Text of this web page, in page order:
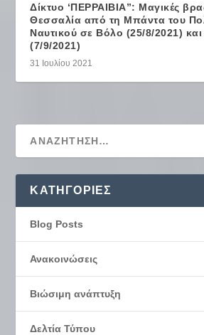
Δίκτυο ‘ΠΕΡΡΑΙΒΙΑ”: Μαγικές
Θεσσαλία από τη Μπάντα του
Ναυτικού σε Βόλο (25/8/2021)
(7/9/2021)
31 Ιουλίου 2021
KΑΤΗΓΟΡΊΕΣ
Blog Posts
Ανακοινώσεις
Βιώσιμη ανάπτυξη
Δελτία Τύπου